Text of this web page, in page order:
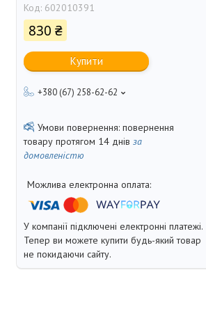
Код: 602010391
830 ₴
Купити
+380 (67) 258-62-62
повернення
товару протягом 14 днів за
домовленістю
У компанії підключені електронні платежі.
Тепер ви можете купити будь-який товар
не покидаючи сайту.